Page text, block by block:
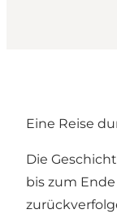
Eine Reise
Die
bis zum